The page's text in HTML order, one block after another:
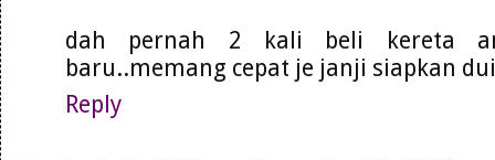
dah pernah 2 kali beli kereta
baru..memang cepat je janji siapkan
Reply